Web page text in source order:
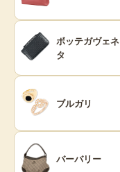
ボッテガヴェネ
タ
ブルガリ
バーバリー